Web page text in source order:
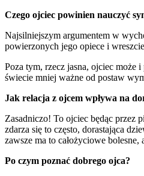
Czego ojciec powinien nauczyć
Najsilniejszym argumentem w
powierzonych jego opiece i
Poza tym, rzecz jasna, ojciec może
świecie mniej ważne od postaw
Jak relacja z ojcem wpływa na
Zasadniczo! To ojciec będąc przez
zdarza się to często, dorastająca
zawsze ma to całożyciowe
Po czym poznać dobrego ojca?